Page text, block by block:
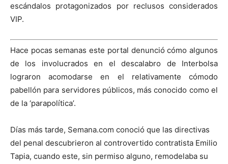
escándalos protagonizados por reclusos considerados
VIP.
Hace pocas semanas este portal denunció cómo algunos
de los involucrados en el descalabro de Interbolsa
lograron acomodarse en el relativamente cómodo
pabellón para servidores públicos, más conocido como el
de la ‘parapolítica’.
Días más tarde, Semana.com conoció que las directivas
del penal descubrieron al controvertido contratista Emilio
Tapia, cuando este, sin permiso alguno, remodelaba su